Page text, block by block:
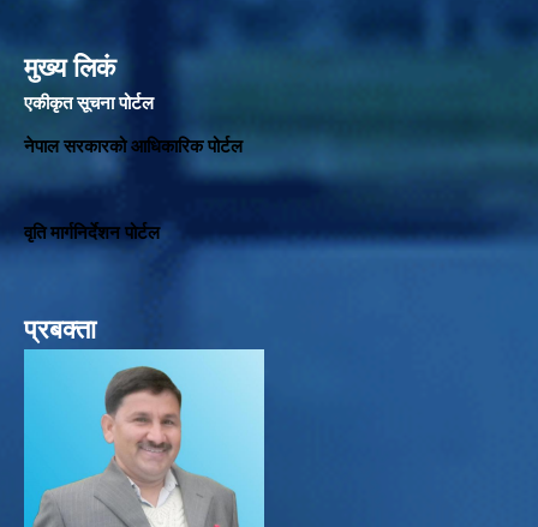
मुख्य लिकं
एकीकृत सूचना पोर्टल
नेपाल सरकारको आधिकारिक पोर्टल
वृति मार्गनिर्देशन पोर्टल
प्रबक्ता